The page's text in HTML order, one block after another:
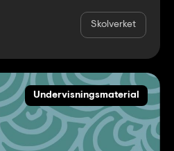
Skolverket
Undervisningsmaterial